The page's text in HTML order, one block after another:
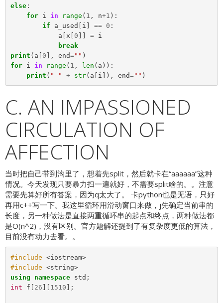
else :
for i in range ( 1 , n+1 ):
if
a_used i == 0 :
a x 0 = i
break
print ( a 0 ], end="" )
for i in range ( 1 , len ( a )):
print ( " " + str( a i ]), end="" )
C. AN IMPASSIONED
CIRCULATION OF
AFFECTION
当时把自己带到沟里了，想着先split，然后就卡在“aaaaaa”这种
情况。今天发现只要暴力扫一遍就好，不需要split啥的。。注意
需要先算好所有答案，因为q太大了。 卡python也是无语，只好
再用c++写一下。我这里循环用滑动窗口来做，j先确定当前串的
长度，另一种做法是直接两重循环串的起点和终点，两种做法都
是O(n^2)，没有区别。官方题解还提到了有复杂度更低的算法，
目前没有动力去看。。
#include <iostream>
#include <string>
using
namespace std ;
int
f 26 1510 ];